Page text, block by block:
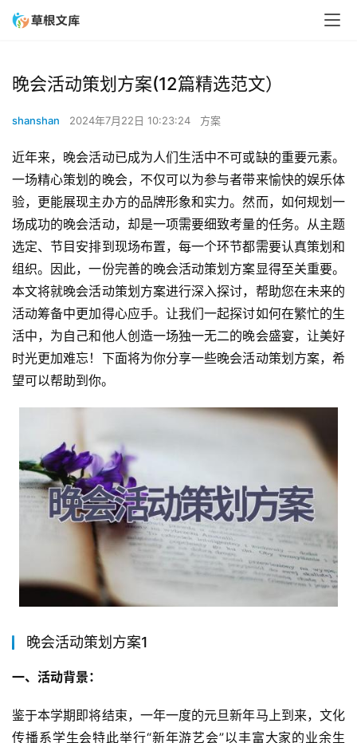
晚会活动策划方案(12篇精选范文）
shanshan 2024年7月22日 10:23:24 方案
近年来，晚会活动已成为人们生活中不可或缺的重要元素。
一场精心策划的晚会，不仅可以为参与者带来愉快的娱乐体
验，更能展现主办方的品牌形象和实力。然而，如何规划一
场成功的晚会活动，却是一项需要细致考量的任务。从主题
选定、节目安排到现场布置，每一个环节都需要认真策划和
组织。因此，一份完善的晚会活动策划方案显得至关重要。
本文将就晚会活动策划方案进行深入探讨，帮助您在未来的
活动筹备中更加得心应手。让我们一起探讨如何在繁忙的生
活中，为自己和他人创造一场独一无二的晚会盛宴，让美好
时光更加难忘！下面将为你分享一些晚会活动策划方案，希
望可以帮助到你。
晚会活动策划方案1
一、活动背景：
鉴于本学期即将结束，一年一度的元旦新年马上到来，文化
传播系学生会特此举行“新年游艺会”以丰富大家的业余生